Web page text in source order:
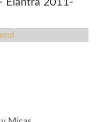
Elantra 2011-